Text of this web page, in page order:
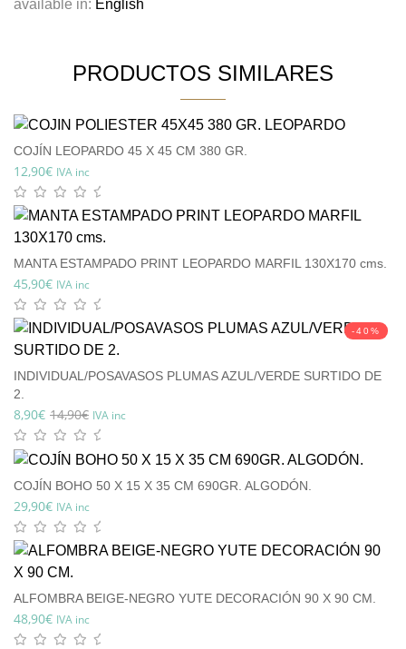
available in: English
PRODUCTOS SIMILARES
COJÍN LEOPARDO 45 X 45 CM 380 GR.
12,90€ IVA inc
MANTA ESTAMPADO PRINT LEOPARDO MARFIL 130X170 cms.
45,90€ IVA inc
-40%
INDIVIDUAL/POSAVASOS PLUMAS AZUL/VERDE SURTIDO DE
2.
14,90€
8,90€ IVA inc
COJÍN BOHO 50 X 15 X 35 CM 690GR. ALGODÓN.
29,90€ IVA inc
ALFOMBRA BEIGE-NEGRO YUTE DECORACIÓN 90 X 90 CM.
48,90€ IVA inc